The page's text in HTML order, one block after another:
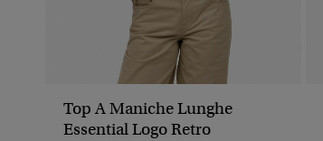
Top A Maniche Lunghe
Essential Logo Retro